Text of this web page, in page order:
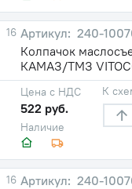
16
240-
Колпачок
КАМАЗ/ТМЗ
Наличие
Цена с НДС
522 руб.
К
16
240-